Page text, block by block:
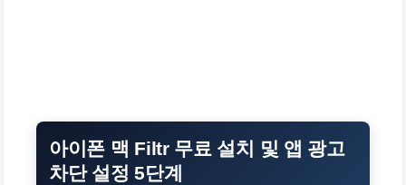
아이폰 맥 Filtr 무료 설치 및 앱 광고
차단 설정 5단계